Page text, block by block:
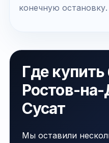
конечную остановку.
Где купить
Ростов-
Сусат
Мы оставили